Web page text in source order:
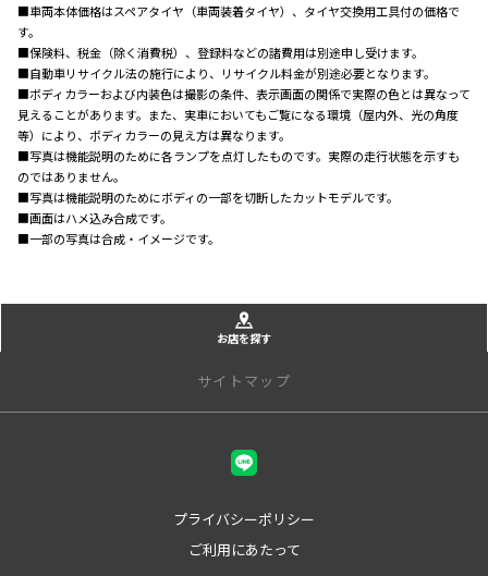
■車両本体価格はスペアタイヤ（車両装着タイヤ）、タイヤ交換用工具付の価格で
す。
■保険料、税金（除く消費税）、登録料などの諸費用は別途申し受けます。
■自動車リサイクル法の施行により、リサイクル料金が別途必要となります。
■ボディカラーおよび内装色は撮影の条件、表示画面の関係で実際の色とは異なって
見えることがあります。また、実車においてもご覧になる環境（屋内外、光の角度
等）により、ボディカラーの見え方は異なります。
■写真は機能説明のために各ランプを点灯したものです。実際の走行状態を示すも
のではありません。
■写真は機能説明のためにボディの一部を切断したカットモデルです。
■画面はハメ込み合成です。
■一部の写真は合成・イメージです。
お店を探す
サイトマップ
プライバシーポリシー
ご利用にあたって